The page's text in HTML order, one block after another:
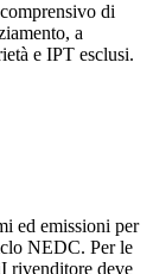
di
a
e IPT esclusi.
ed emissioni per
NEDC. Per le
rivenditore deve